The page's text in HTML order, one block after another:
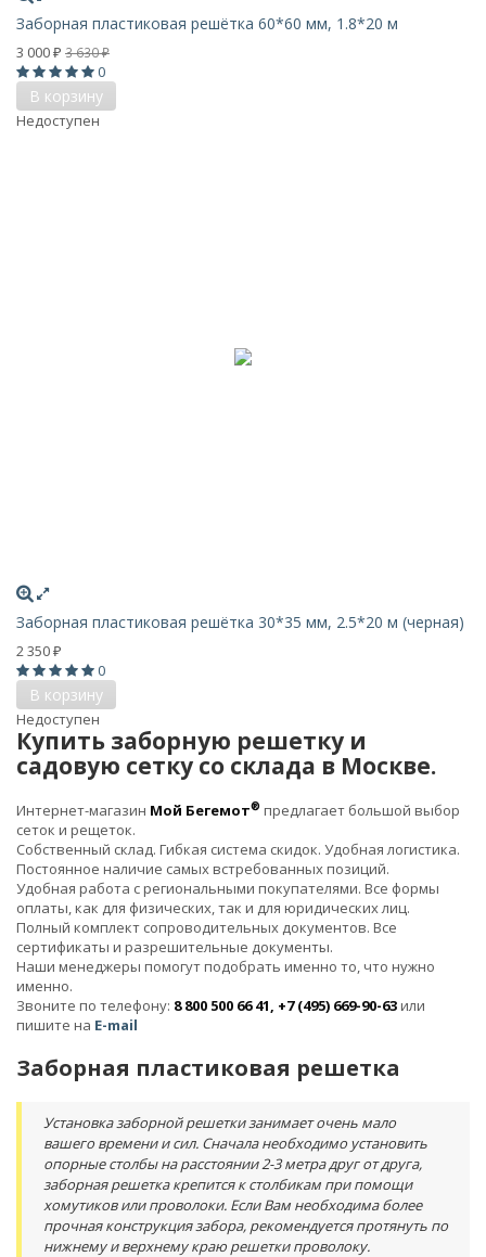
Заборная пластиковая решётка 60*60 мм, 1.8*20 м
3 000 ₽ 3 630₽
0
В корзину
Недоступен
Заборная пластиковая решётка 30*35 мм, 2.5*20 м (черная)
2 350 ₽
0
В корзину
Недоступен
Купить заборную решетку и
садовую сетку со склада в Москве.
Интернет-магазин Мой Бегемот® предлагает большой выбор
сеток и рещеток.
Собственный склад. Гибкая система скидок. Удобная логистика.
Постоянное наличие самых встребованных позиций.
Удобная работа с региональными покупателями. Все формы
оплаты, как для физических, так и для юридических лиц.
Полный комплект сопроводительных документов. Все
сертификаты и разрешительные документы.
Наши менеджеры помогут подобрать именно то, что нужно
именно.
Звоните по телефону: 8 800 500 66 41, +7 (495) 669-90-63или
пишите на E-mail
Заборная пластиковая решетка
Установка заборной решетки занимает очень мало
вашего времени и сил. Сначала необходимо установить
опорные столбы на расстоянии 2-3 метра друг от друга,
заборная решетка крепится к столбикам при помощи
хомутиков или проволоки. Если Вам необходима более
прочная конструкция забора, рекомендуется протянуть по
нижнему и верхнему краю решетки проволоку.